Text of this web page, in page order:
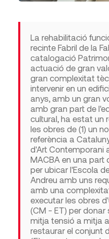
La rehabilitació
recinte Fabril de la
catalogació
actuació de gran
gran complexitat
intervenir en un
anys, amb un gran
amb gran part de
cultural, ha estat un
les obres de (1) un
referència a
d'Art Contemporani
MACBA en una part
per ubicar l'Escola
Andreu amb uns
amb una
executar les obres
(CM - ET) per
mitja tensió a mitja
restaurar el conjunt